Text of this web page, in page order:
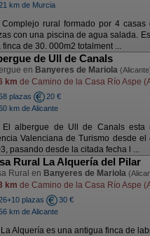
km de Murcia
Complejo rural formado por 4
con una piscina de agua salada.
finca de 30. 000m2 totalment ...
de Ull de Canals
en Banyeres de Mariola
km de Camino de la Casa Río Aspe
plazas
20 €
km de Alicante
El albergue de Ull de Canals esta
Valenciana de Turismo desde
pasando desde la citada fecha l ...
Rural La Alquería del Pilar
Rural en Banyeres de Mariola
km de Camino de la Casa Río Aspe
plazas
30 €
km de Alicante
La Alquería es una antigua finca de